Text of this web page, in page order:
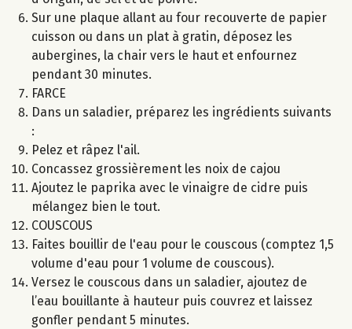
Sur une plaque allant au four recouverte de papier
cuisson ou dans un plat à gratin, déposez les
aubergines, la chair vers le haut et enfournez
pendant 30 minutes.
FARCE
Dans un saladier, préparez les ingrédients suivants
:
Pelez et râpez l'ail.
Concassez grossièrement les noix de cajou
Ajoutez le paprika avec le vinaigre de cidre puis
mélangez bien le tout.
COUSCOUS
Faites bouillir de l'eau pour le couscous (comptez 1,5
volume d'eau pour 1 volume de couscous).
Versez le couscous dans un saladier, ajoutez de
l’eau bouillante à hauteur puis couvrez et laissez
gonfler pendant 5 minutes.